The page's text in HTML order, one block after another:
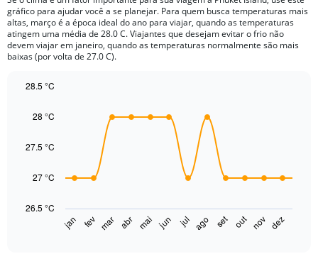
categories.
The
chart
has
1
axis
values.
gráfico para ajudar você a se planejar. Para quem busca temperaturas mais
altas, março é a época ideal do ano para viajar, quando as temperaturas
atingem uma média de 28.0 C. Viajantes que desejam evitar o frio não
devem viajar em janeiro, quando as temperaturas normalmente são mais
baixas (por volta de 27.0 C).
chart
with
data
The
has
jan fev mar abr mai jun jul ago set out nov dez
26.5 °C
27 °C
27.5 °C
28 °C
28.5 °C